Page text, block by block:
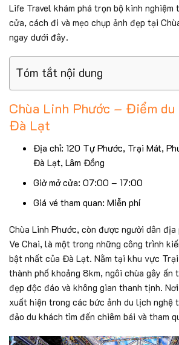
Life Travel khám phá trọn bộ kinh nghiệm
cửa, cách đi và mẹo chụp ảnh đẹp tại
ngay dưới đây.
Tóm tắt nội dung
Chùa Linh Phước – Điểm
Đà Lạt
Địa chỉ: 120 Tự Phước, Trại Mát,
Đà Lạt, Lâm Đồng
Giờ mở cửa: 07:00 – 17:00
Giá vé tham quan: Miễn phí
Chùa Linh Phước, còn được người dân
Ve Chai, là một trong những công trình
bật nhất của Đà Lạt. Nằm tại khu vực
thành phố khoảng 8km, ngôi chùa gây ấn
đẹp độc đáo và không gian thanh tịnh.
xuất hiện trong các bức ảnh du lịch nghệ
đảo du khách tìm đến chiêm bái và tham